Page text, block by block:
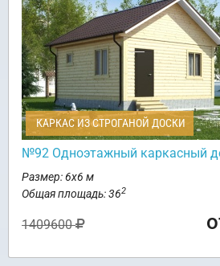
КАРКАС ИЗ СТРОГАНОЙ ДОСКИ
№92 Одноэтажный каркасный
Размер: 6х6 м
Общая площадь: 362
1409600